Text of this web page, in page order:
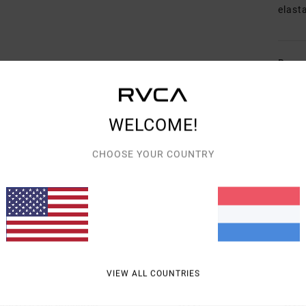
100% VAN ONZE KLANTEN BEVELEN DIT PRODUCT AAN
WELCOME!
CHOOSE YOUR COUNTRY
VIEW ALL COUNTRIES